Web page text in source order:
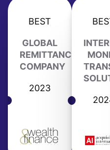
BEST
GLOBAL
REMITTANCE
COMPANY
2023